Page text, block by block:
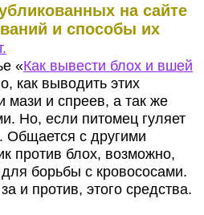
на сайте
и способы их
«Как вывести блох и вшей
как выводить этих
мази и спреев, а так же
Но, если питомец гуляет
Общается с другими
против блох, возможно,
борьбы с кровососами.
и против, этого средства.